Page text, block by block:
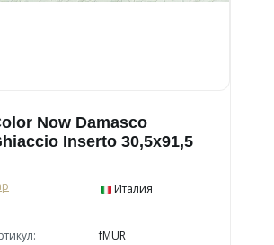
Now Damasco
Inserto 30,5x91,5
Италия
fMUR